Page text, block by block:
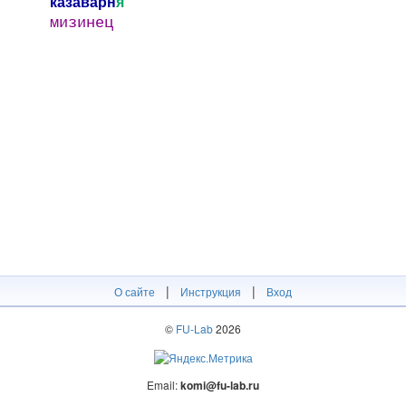
мизинец
О сайте | Инструкция | Вход
© FU-Lab2026
Email:komi@fu-lab.ru